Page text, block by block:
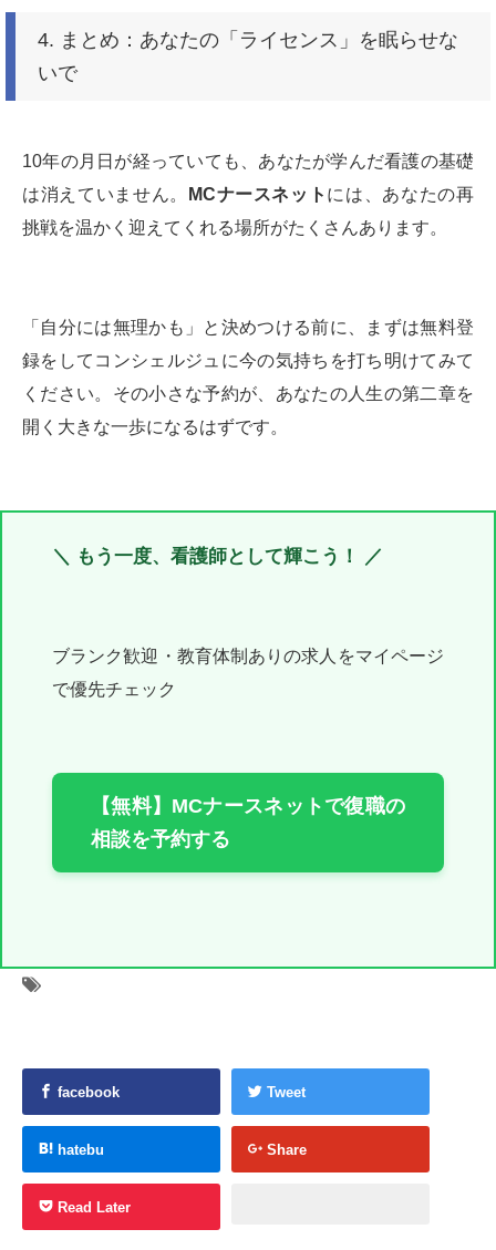
4. まとめ：あなたの「ライセンス」を眠らせな
いで
10年の月日が経っていても、あなたが学んだ看護の基礎
は消えていません。
MCナースネット には、あなたの再
挑戦を温かく迎えてくれる場所がたくさんあります。
「自分には無理かも」と決めつける前に、まずは無料登
録をしてコンシェルジュに今の気持ちを打ち明けてみて
ください。その小さな予約が、あなたの人生の第二章を
開く大きな一歩になるはずです。
＼ もう一度、看護師として輝こう！ ／
ブランク歓迎・教育体制ありの求人をマイページ
で優先チェック
【無料】MCナースネットで復職の
相談を予約する
facebook Tweet
hatebu Share
Read Later